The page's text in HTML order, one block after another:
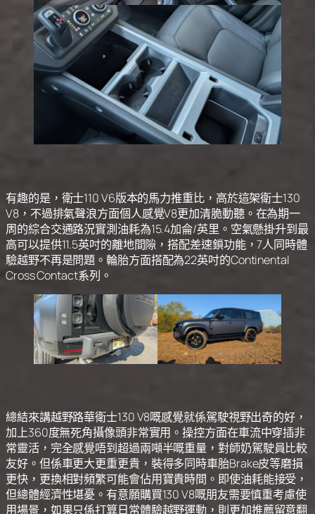
有趣的是，衛士110 V6版本的馬力推重比，高於這架衛士130
V8，不過排氣聲浪方面個人感覺V8更加清脆動聽。在為期一
周的綜合交通路況實測油耗為15.4加侖/英里。空氣懸掛升到最
高可以提供11.5英吋的離地間隙，搭配差速鎖功能，7人同時體
驗越野不再是問題。輪胎方面搭配為22英吋的Continental
Cross Contact系列。
總結來講越野路華衛士130 V8嘅感覺就係駕駛視野出奇的好，
加上360度無死角攝像頭非常實用。操控方面在車流中穿插非
常靈活，完全感覺唔到超過兩噸半嘅重量，對師奶駕駛員比較
友好。但係車更大更重更貴，裝得多同時車胎Brake皮等磨損
更快，更換相對頻繁可能會佔用寶貴時間。即使油耗能接受，
但總體經濟性堪憂。有意願購買130 V8嘅朋友需要慎重考慮使
用場景，如果只係打算日常體驗越野運動，則更加推薦留意翻